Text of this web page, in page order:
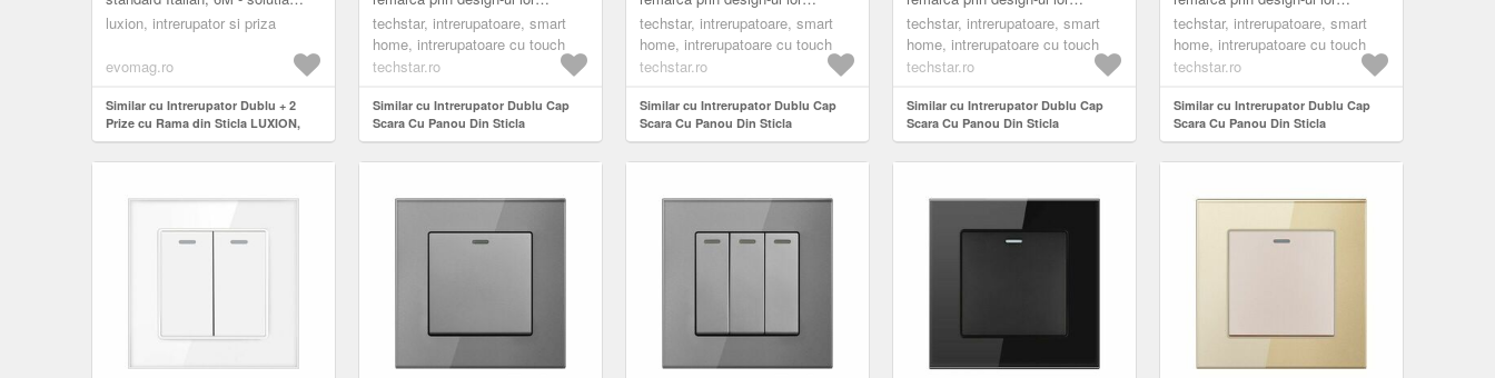
ideala pentru casa sau spatiul
luxion, intrerupator si priza
evomag.ro
Similar cu Intrerupator Dublu + 2
Prize cu Rama din Sticla LUXION,
Standard Italian, 6M (Alb)
compact, elegant și minimalist.
Acestea sunt practice, fabricate
din m...
techstar, intrerupatoare, smart
home, intrerupatoare cu touch
techstar.ro
Similar cu Intrerupator Dublu Cap
Scara Cu Panou Din Sticla
Securizata Techstar® TGS 01, 220V,
16A, 86 X 86 Mm, Gri, cu 2 Module
compact, elegant și minimalist.
Acestea sunt practice, fabricate
din m...
techstar, intrerupatoare, smart
home, intrerupatoare cu touch
techstar.ro
Similar cu Intrerupator Dublu Cap
Scara Cu Panou Din Sticla
Securizata Techstar® TGS 01, 220V,
16A, 86 X 86 Mm, Alb, cu 2 Module
compact, elegant și minimalist.
Acestea sunt practice, fabricate
din m...
techstar, intrerupatoare, smart
home, intrerupatoare cu touch
techstar.ro
Similar cu Intrerupator Dublu Cap
Scara Cu Panou Din Sticla
Securizata Techstar® TGS 01, 220V,
16A, 86 X 86 Mm, Negru, cu 2 Module
compact, elegant și minimalist.
Acestea sunt practice, fabricate
din m...
techstar, intrerupatoare, smart
home, intrerupatoare cu touch
techstar.ro
Similar cu Intrerupator Dublu Cap
Scara Cu Panou Din Sticla
Securizata Techstar® TGS 01, 220V,
16A, 86 X 86 Mm, Auriu, cu 2 Module